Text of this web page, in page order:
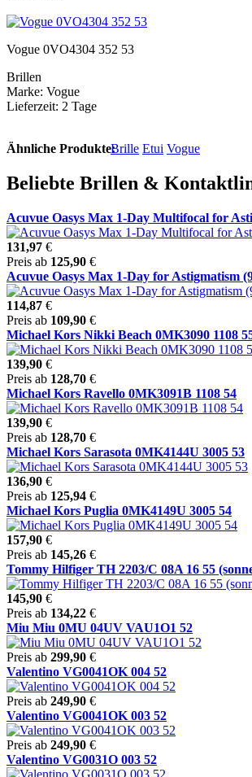
Vogue 0VO4304 352 53
Brillen
Marke: Vogue
Lieferzeit: 2 Tage
Ähnliche Produkte:Brille Etui Vogue
Beliebte Brillen &
Acuvue Oasys Max 1-Day Multifocal for
131,97 €
Preis ab 125,90 €
Acuvue Oasys Max 1-Day for Astigmatism
114,87 €
Preis ab 109,90 €
Michael Kors Nikki Beach 0MK3090 1108
139,90 €
Preis ab 128,70 €
Michael Kors Ravello 0MK3091B 1108 54
139,90 €
Preis ab 128,70 €
Michael Kors Sarasota 0MK4144U 3005 53
136,90 €
Preis ab 125,94 €
Michael Kors Puglia 0MK4149U 3005 54
157,90 €
Preis ab 145,26 €
Tommy Hilfiger TH 2203/C 08A 16 55
145,90 €
Preis ab 134,22 €
Miu Miu 0MU 04UV VAU1O1 52
Preis ab 299,90 €
Valentino VG0041OK 004 52
Preis ab 249,90 €
Valentino VG0041OK 003 52
Preis ab 249,90 €
Valentino VG0031O 003 52